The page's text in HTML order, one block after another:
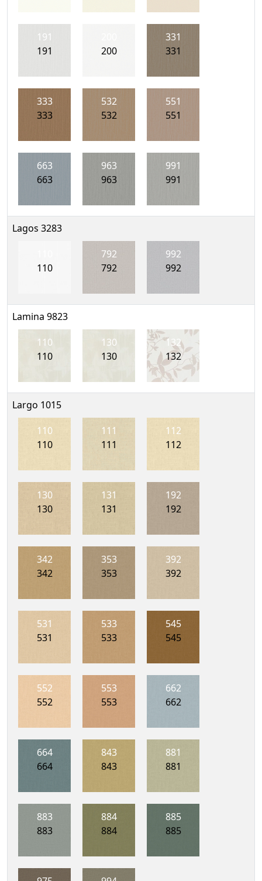
191
191
200
331
331
333
333
532
532
551
551
663
663
963
963
991
991
Lagos 3283
110
792
792
992
992
Lamina 9823
110
110
130
130
132
132
Largo 1015
110
110
111
111
112
112
130
130
131
131
192
192
342
342
353
353
392
392
531
531
533
533
545
545
552
552
553
553
662
662
664
664
843
843
881
881
883
883
884
884
885
885